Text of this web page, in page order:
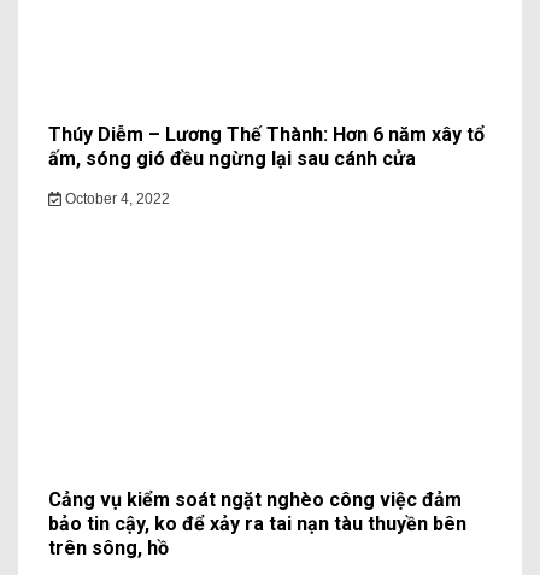
Thúy Diễm – Lương Thế Thành: Hơn 6 năm xây tổ
ấm, sóng gió đều ngừng lại sau cánh cửa
October 4, 2022
Cảng vụ kiểm soát ngặt nghèo công việc đảm
bảo tin cậy, ko để xảy ra tai nạn tàu thuyền bên
trên sông, hồ